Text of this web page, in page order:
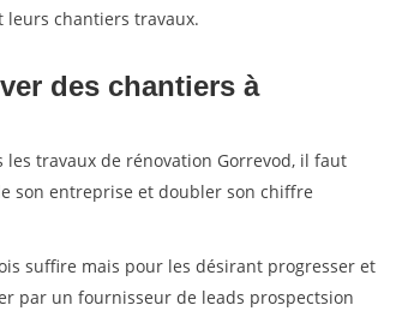
chantiers travaux.
des chantiers à
travaux de rénovation Gorrevod, il faut
son entreprise et doubler son chiffre
suffire mais pour les désirant progresser et
par un fournisseur de leads prospectsion